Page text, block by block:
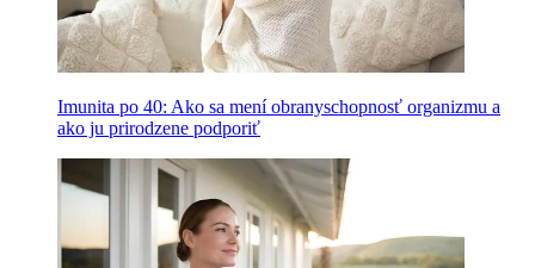
Imunita po 40: Ako sa mení obranyschopnosť organizmu a
ako ju prirodzene podporiť